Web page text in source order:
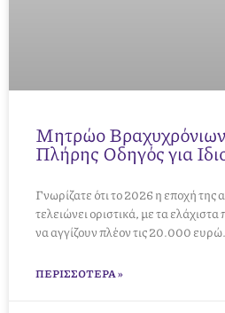
Μητρώο
Πλήρης Οδηγός για
Γνωρίζατε ότι το 2026 η εποχή της
τελειώνει οριστικά, με τα
να αγγίζουν πλέον τις 20.000
ΠΕΡΙΣΣΌΤΕΡΑ »